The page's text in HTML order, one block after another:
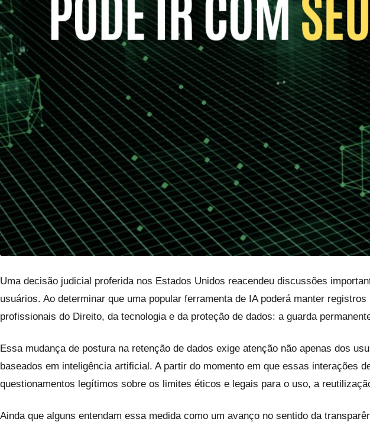
Uma decisão judicial proferida nos Estados Unidos reacendeu discussões
usuários. Ao determinar que uma popular ferramenta de IA poderá manter
profissionais do Direito, da tecnologia e da proteção de dados: a guarda
Essa mudança de postura na retenção de dados exige atenção não apenas dos
baseados em inteligência artificial. A partir do momento em que essas interações
questionamentos legítimos sobre os limites éticos e legais para o uso, a
Ainda que alguns entendam essa medida como um avanço no sentido da